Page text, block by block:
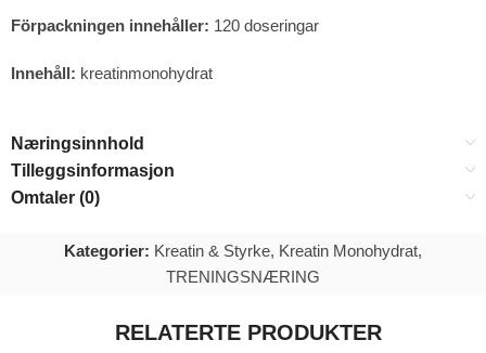
Förpackningen innehåller: 120 doseringar
Innehåll: kreatinmonohydrat
Næringsinnhold
Tilleggsinformasjon
Omtaler (0)
Kategorier: Kreatin & Styrke, Kreatin Monohydrat,
TRENINGSNÆRING
RELATERTE PRODUKTER